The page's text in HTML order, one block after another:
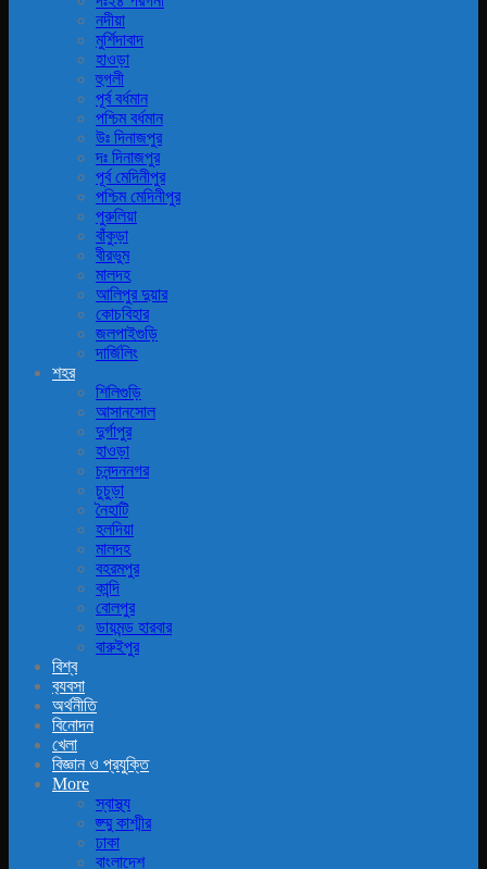
নদীয়া
মুর্শিদাবাদ
হাওড়া
হুগলী
পূর্ব বর্ধমান
পশ্চিম বর্ধমান
উঃ দিনাজপুর
দঃ দিনাজপুর
পূর্ব মেদিনীপুর
পশ্চিম মেদিনীপুর
পুরুলিয়া
বাঁকুড়া
বীরভুম
মালদহ
আলিপুর দুয়ার
কোচবিহার
জলপাইগুড়ি
দার্জিলিং
শহর
শিলিগুড়ি
আসানসোল
দুর্গাপুর
হাওড়া
চনন্দননগর
চুচুড়া
নৈহাটি
হলদিয়া
মালদহ
বহরমপুর
কান্দি
বোলপুর
ডায়মন্ড হারবার
বারুইপুর
বিশ্ব
ব‍্যবসা
অর্থনীতি
বিনোদন
খেলা
বিজ্ঞান ও প্রযুক্তি
More
স্বাস্থ্য
জ্ম্মু কাশ্মীর
ঢাকা
বাংলাদেশ